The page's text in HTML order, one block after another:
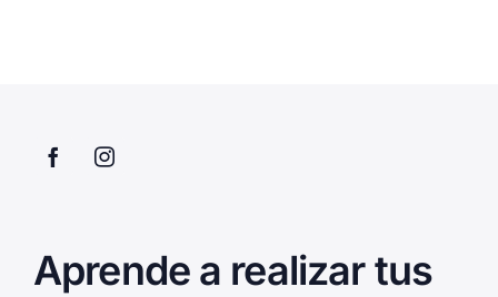
Aprende a realizar tus